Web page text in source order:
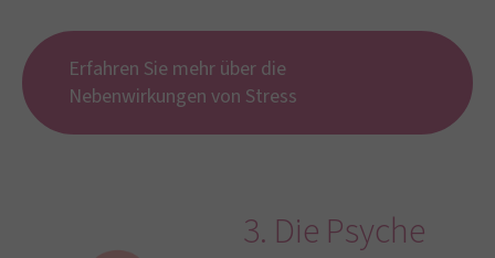
Erfahren Sie mehr über die
Nebenwirkungen von Stress
3. Die Psyche